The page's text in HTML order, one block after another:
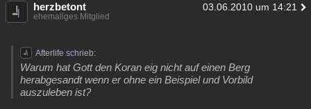
Philosophie Träume Literatur
Musik
Übersichten
herzbetont 03.06.2010 um 14:21
ehemaliges Mitglied
Afterlife schrieb:
Warum hat Gott den Koran eig nicht auf einen Berg
herabgesandt wenn er ohne ein Beispiel und Vorbild
auszuleben ist?